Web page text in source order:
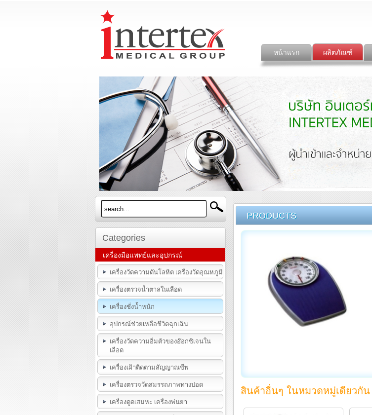
ผลิตภัณฑ์
หน้าแรก
Categories
เครื่องมือแพทย์และอุปกรณ์
เครื่องวัดความดันโลหิต เครื่องวัดอุณหภูมิ
เครื่องตรวจน้ำตาลในเลือด
เครื่องชั่งน้ำหนัก
อุปกรณ์ช่วยเหลือชีวิตฉุกเฉิน
เครื่องวัดความอิ่มตัวของอ๊อกซิเจนใน
เลือด
เครื่องเฝ้าติดตามสัญญาณชีพ
เครื่องตรวจวัดสมรรถภาพทางปอด
เครื่องดูดเสมหะ เครื่องพ่นยา
PRODUCTS
สินค้าอื่นๆ ในหมวดหมู่เดียวกัน